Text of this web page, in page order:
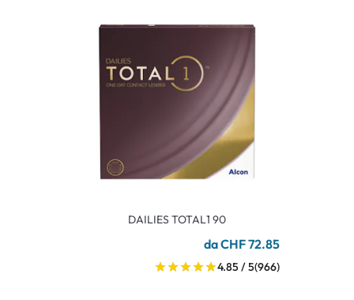
DAILIES TOTAL1 90
da CHF 72.85
4.85 / 5(966)